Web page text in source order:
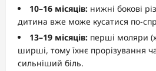
10–16 місяців: нижні бокові
дитина вже може кусатися по-
13–19 місяців: перші моляри
ширші, тому їхнє прорізування
сильніший біль.